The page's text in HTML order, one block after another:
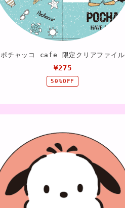
ポチャッコ cafe 限定クリアファイル
¥275
50%OFF